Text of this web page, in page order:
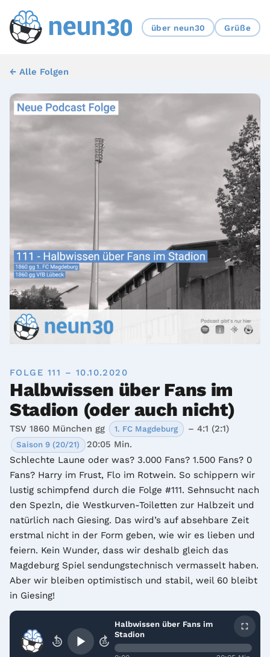
über neun30 Grüße
← Alle Folgen
FOLGE 111 – 10.10.2020
Halbwissen über Fans im
Stadion (oder auch nicht)
TSV 1860 München gg 1. FC Magdeburg – 4:1 (2:1)
Saison 9 (20/21)
20:05 Min.
Schlechte Laune oder was? 3.000 Fans? 1.500 Fans? 0
Fans? Harry im Frust, Flo im Rotwein. So schippern wir
lustig schimpfend durch die Folge #111. Sehnsucht nach
den Spezln, die Westkurven-Toiletten zur Halbzeit und
natürlich nach Giesing. Das wird’s auf absehbare Zeit
erstmal nicht in der Form geben, wie wir es lieben und
feiern. Kein Wunder, dass wir deshalb gleich das
Magdeburg Spiel sendungstechnisch vermasselt haben.
Aber wir bleiben optimistisch und stabil, weil 60 bleibt
in Giesing!
15 15
Halbwissen über Fans im
Stadion